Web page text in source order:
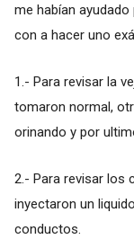
me habían
con a hacer uno
1.- Para revisar la
tomaron normal,
orinando y por
2.- Para revisar los
inyectaron un
conductos.